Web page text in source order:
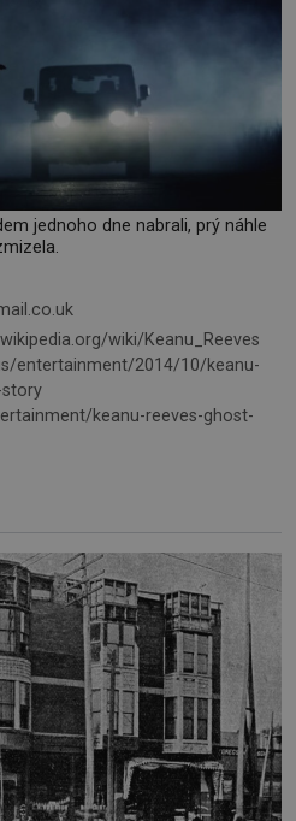
jednoho dne nabrali, prý náhle
wiki/Keanu_Reeves
entertainment/2014/10/keanu-
keanu-reeves-ghost-